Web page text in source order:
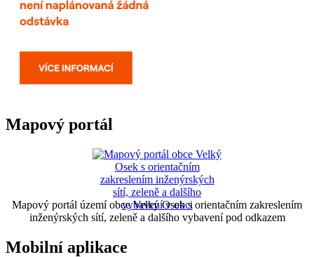
Mapový portál
Mapový portál území obce Velký Osek s orientačním zakreslením
inženýrských sítí, zeleně a dalšího vybavení pod odkazem
Mobilní aplikace